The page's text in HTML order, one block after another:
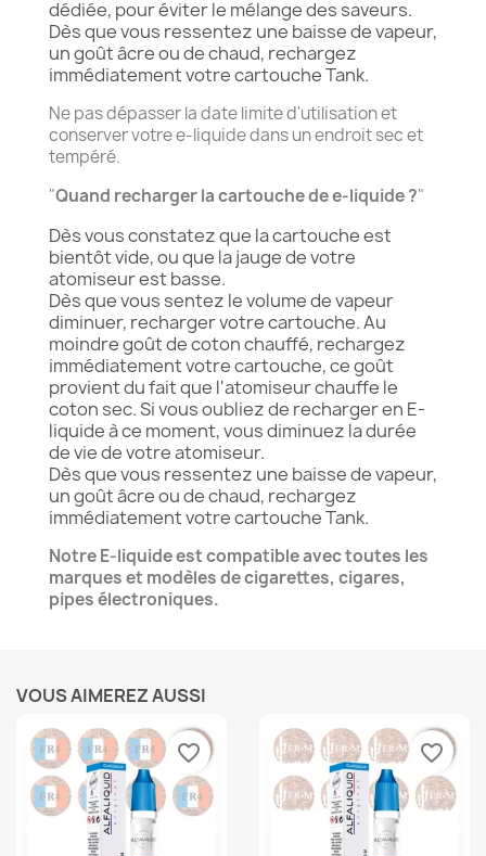
dédiée, pour éviter le mélange des saveurs.
Dès que vous ressentez une baisse de vapeur,
un goût âcre ou de chaud, rechargez
immédiatement votre cartouche Tank.
Ne pas dépasser la date limite d'utilisation et
conserver votre e-liquide dans un endroit sec et
tempéré.
Quand recharger la cartouche de e-liquide ?
Dès vous constatez que la cartouche est
bientôt vide, ou que la jauge de votre
atomiseur est basse.
Dès que vous sentez le volume de vapeur
diminuer, recharger votre cartouche. Au
moindre goût de coton chauffé, rechargez
immédiatement votre cartouche, ce goût
provient du fait que l'atomiseur chauffe le
coton sec. Si vous oubliez de recharger en E-
liquide à ce moment, vous diminuez la durée
de vie de votre atomiseur.
Dès que vous ressentez une baisse de vapeur,
un goût âcre ou de chaud, rechargez
immédiatement votre cartouche Tank.
Notre E-liquide est compatible avec toutes les
marques et modèles de cigarettes, cigares,
pipes électroniques.
VOUS AIMEREZ AUSSI
favorite_border favorite_border